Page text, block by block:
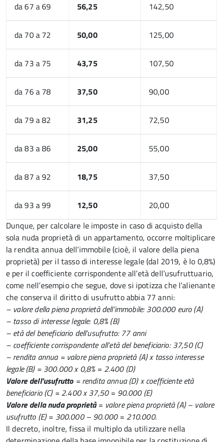
da 67 a 69 56,25 142,50
da 70 a 72 50,00 125,00
da 73 a 75 43,75 107,50
da 76 a 78 37,50 90,00
da 79 a 82 31,25 72,50
da 83 a 86 25,00 55,00
da 87 a 92 18,75 37,50
da 93 a 99 12,50
20,00
Dunque, per calcolare le imposte in caso di acquisto della
sola nuda proprietà di un appartamento, occorre moltiplicare
la rendita annua dell’immobile (cioè, il valore della piena
proprietà) per il tasso di interesse legale (dal 2019, è lo 0,8%)
e per il coefficiente corrispondente all’età dell’usufruttuario,
come nell’esempio che segue, dove si ipotizza che l’alienante
che conserva il diritto di usufrutto abbia 77 anni:
– valore della piena proprietà dell’immobile: 300.000 euro (A)
– tasso di interesse legale: 0,8% (B)
– età del beneficiario dell’usufrutto: 77 anni
– coefficiente corrispondente all’età del beneficiario: 37,50 (C)
– rendita annua = valore piena proprietà (A) x tasso interesse
legale (B) = 300.000 x 0,8% = 2.400 (D)
Valore dell’usufrutto= rendita annua (D) x coefficiente età
beneficiario (C) = 2.400 x 37,50 = 90.000 (E)
Valore della nuda proprietà= valore piena proprietà (A) – valore
usufrutto (E) = 300.000 – 90.000 = 210.000.
Il decreto, inoltre, fissa il multiplo da utilizzare nella